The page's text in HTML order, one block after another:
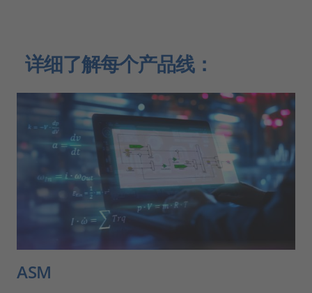
详细了解每个产品线：
ASM